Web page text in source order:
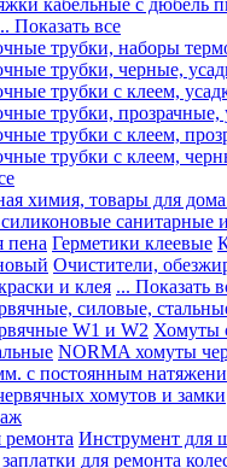
кабельные с дюбель
Показать все
трубки, наборы
трубки, черные,
трубки с клеем,
трубки, прозрачные,
трубки с клеем,
трубки с клеем,
химия, товары для
санитарные
пена Герметики клеевые
Очистители,
и клея ... Показать
силовые,
W1 и W2 Хомуты
NORMA хомуты
с постоянным
хомутов и замки
ремонта Инструмент для
для ремонта